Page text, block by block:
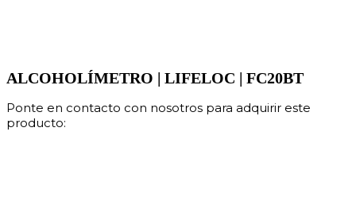
ALCOHOLÍMETRO | LIFELOC | FC20BT
Ponte en contacto con nosotros para adquirir este
producto: